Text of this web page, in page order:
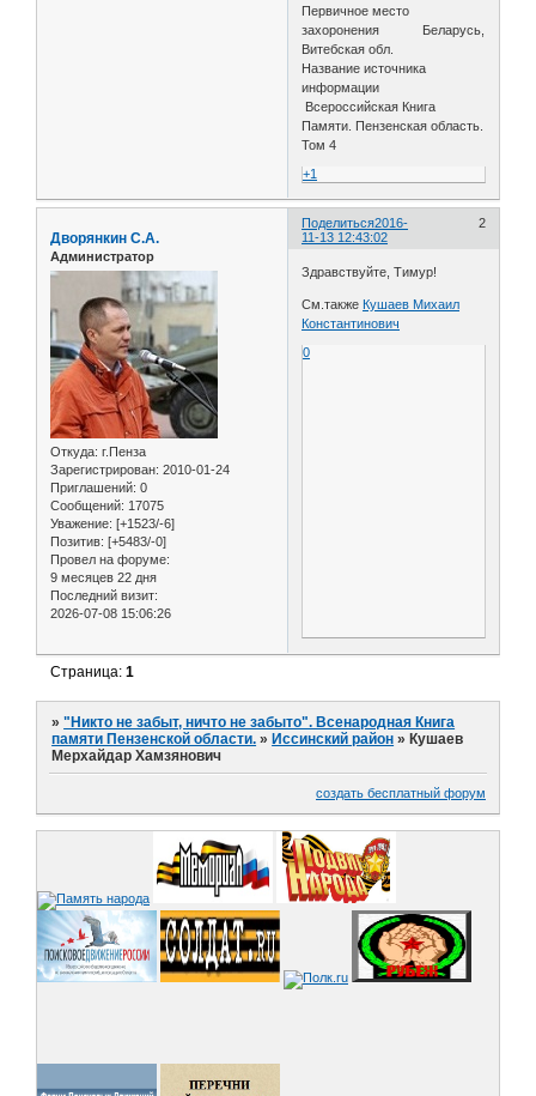
Первичное место
захоронения Беларусь,
Витебская обл.
Название источника
информации
Всероссийская Книга
Памяти. Пензенская область.
Том 4
+1
Поделиться 2
2016-
11-13 12:43:02
Дворянкин С.А.
Администратор
Откуда: г.Пенза
Зарегистрирован: 2010-01-24
Приглашений: 0
Сообщений: 17075
Уважение: [+1523/-6]
Позитив: [+5483/-0]
Провел на форуме:
9 месяцев 22 дня
Последний визит:
2026-07-08 15:06:26
Здравствуйте, Тимур!
См.также Кушаев Михаил
Константинович
0
Страница:1
»"Никто не забыт, ничто не забыто". Всенародная Книга
памяти Пензенской области. »Иссинский район »Кушаев
Мерхайдар Хамзянович
создать бесплатный форум